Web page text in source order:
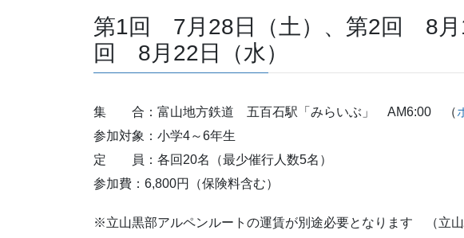
第1回 7月28日（土）、第2回 8月
回 8月22日（水）
集 合：富山地方鉄道 五百石駅「みらいぶ」 AM6:00 （
参加対象：小学4～6年生
定 員：各回20名（最少催行人数5名）
参加費：6,800円（保険料含む）
※立山黒部アルペンルートの運賃が別途必要となります （立